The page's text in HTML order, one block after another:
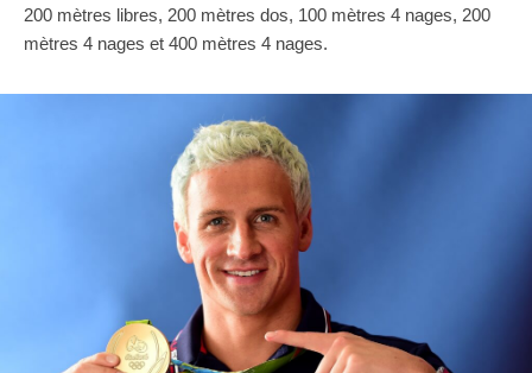
200 mètres libres, 200 mètres dos, 100 mètres 4 nages, 200
mètres 4 nages et 400 mètres 4 nages.